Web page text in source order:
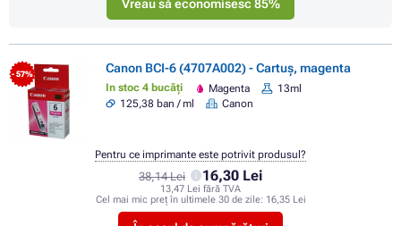
Vreau să economisesc 85%
- 57% Canon BCI-6 (4707A002) - Cartuș, magenta
In stoc 4 bucăți Magenta
13ml
125,38 ban / ml
Canon
38,14 Lei 16,30 Lei
13,47 Lei fără TVA
Cel mai mic preț în ultimele 30 de zile: 16,35 Lei
Pentru ce imprimante este potrivit produsul?